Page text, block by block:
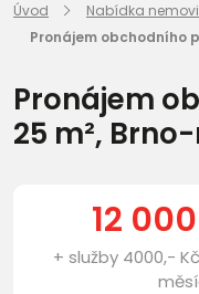
Úvod
Nabídka
Pronájem obchodního
Pronájem
25 m²,
12
+ služby 4000,-